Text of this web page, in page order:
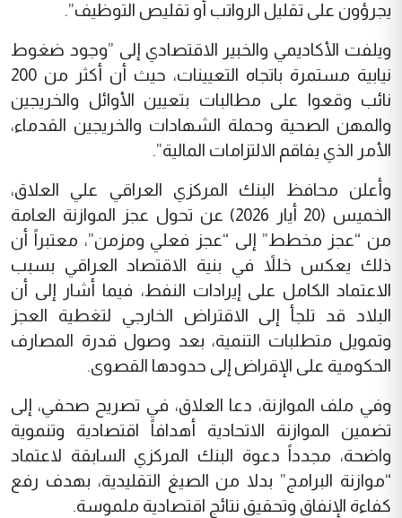
يجرؤون على تقليل الرواتب أو تقليص التوظيف”.
ويلفت الأكاديمي والخبير الاقتصادي إلى ”وجود ضغوط
نيابية مستمرة باتجاه التعيينات، حيث أن أكثر من 200
نائب وقعوا على مطالبات بتعيين الأوائل والخريجين
والمهن الصحية وحملة الشهادات والخريجين القدماء،
الأمر الذي يفاقم الالتزامات المالية”.
وأعلن محافظ البنك المركزي العراقي علي العلاق،
الخميس (20 أيار 2026) عن تحول عجز الموازنة العامة
من “عجز مخطط” إلى “عجز فعلي ومزمن”، معتبراً أن
ذلك يعكس خللاً في بنية الاقتصاد العراقي بسبب
الاعتماد الكامل على إيرادات النفط، فيما أشار إلى أن
البلاد قد تلجأ إلى الاقتراض الخارجي لتغطية العجز
وتمويل متطلبات التنمية، بعد وصول قدرة المصارف
الحكومية على الإقراض إلى حدودها القصوى.
وفي ملف الموازنة، دعا العلاق، في تصريح صحفي، إلى
تضمين الموازنة الاتحادية أهدافاً اقتصادية وتنموية
واضحة، مجدداً دعوة البنك المركزي السابقة لاعتماد
“موازنة البرامج” بدلا من الصيغ التقليدية، بهدف رفع
كفاءة الإنفاق وتحقيق نتائج اقتصادية ملموسة.